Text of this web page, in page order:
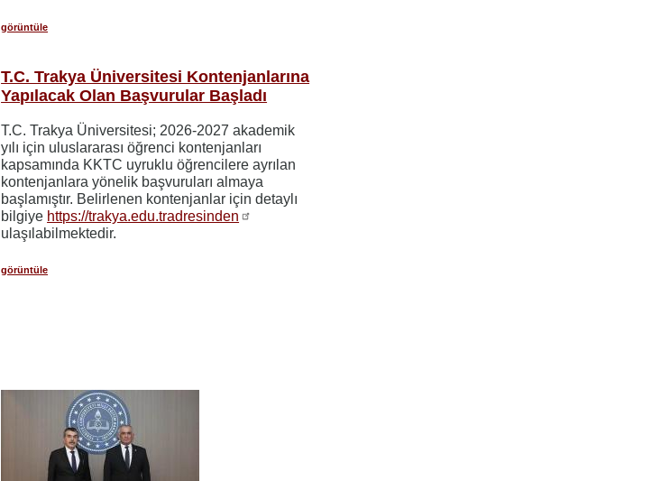
görüntüle
T.C. Trakya Üniversitesi Kontenjanlarına
Yapılacak Olan Başvurular Başladı
T.C. Trakya Üniversitesi; 2026-2027 akademik
yılı için uluslararası öğrenci kontenjanları
kapsamında KKTC uyruklu öğrencilere ayrılan
kontenjanlara yönelik başvuruları almaya
başlamıştır. Belirlenen kontenjanlar için detaylı
bilgiye https://trakya.edu.tradresinden
ulaşılabilmektedir.
görüntüle